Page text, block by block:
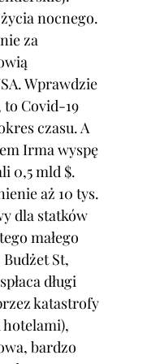
nocnego.
za
Wprawdzie
Covid-19
czasu. A
Irma wyspę
0,5 mld $.
aż 10 tys.
dla statków
małego
St,
długi
katastrofy
bardzo